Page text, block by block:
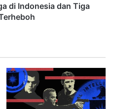
di Indonesia dan Tiga